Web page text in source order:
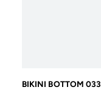
BIKINI BOTTOM 033